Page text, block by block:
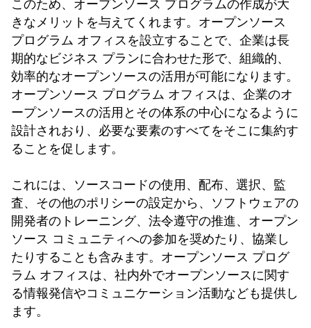
このため、オープンソース プログラムの作成が大
きなメリットを与えてくれます。オープンソース
プログラム オフィスを設立することで、企業は長
期的なビジネス プランに合わせた形で、組織的、
効率的なオープンソースの活用が可能になります。
オープンソース プログラム オフィスは、企業のオ
ープンソースの活用とその体系の中心になるように
設計されおり、必要な要素のすべてをそこに集約す
ることを促します。
これには、ソースコードの使用、配布、選択、監
査、その他のポリシーの設定から、ソフトウェアの
開発者のトレーニング、法令遵守の推進、オープン
ソース コミュニティへの参加を奨めたり、協業し
たりすることも含みます。オープンソース プログ
ラム オフィスは、社内外でオープンソースに関す
る情報発信やコミュニケーション活動なども提供し
ます。